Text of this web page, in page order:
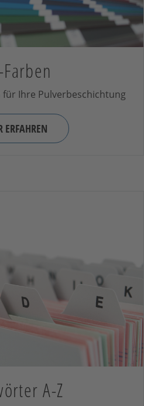
Farben
für Ihre Pulverbeschichtung
ERFAHREN
A-Z